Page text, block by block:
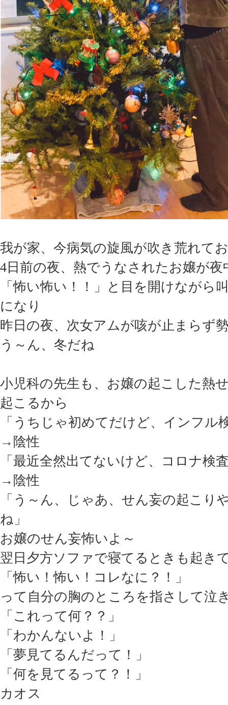
我が家、今病気の旋風が吹き荒れて
4日前の夜、熱でうなされたお嬢が夜
「怖い怖い！！」と目を開けながら
になり
昨日の夜、次女アムが咳が止まらず
う～ん、冬だね
小児科の先生も、お嬢の起こした熱
起こるから
「うちじゃ初めてだけど、インフル
→陰性
「最近全然出てないけど、コロナ検
→陰性
「う～ん、じゃあ、せん妄の起こり
ね」
お嬢のせん妄怖いよ～
翌日夕方ソファで寝てるときも起き
「怖い！怖い！コレなに？！」
って自分の胸のところを指さして泣
「これって何？？」
「わかんないよ！」
「夢見てるんだって！」
「何を見てるって？！」
カオス